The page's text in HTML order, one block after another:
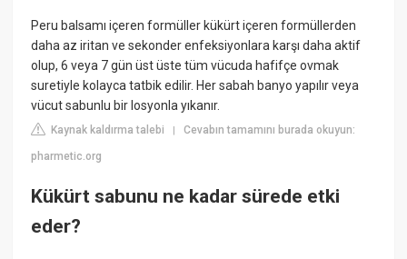
Peru balsamı içeren formüller kükürt içeren formüllerden
daha az iritan ve sekonder enfeksiyonlara karşı daha aktif
olup, 6 veya 7 gün üst üste tüm vücuda hafifçe ovmak
suretiyle kolayca tatbik edilir. Her sabah banyo yapılır veya
vücut sabunlu bir losyonla yıkanır.
Kaynak kaldırma talebi |Cevabın tamamını burada okuyun:
pharmetic.org
Kükürt sabunu ne kadar sürede etki
eder?